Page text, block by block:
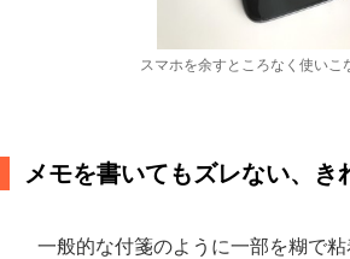
スマホを余すところなく使いこ
メモを書いてもズレない、き
一般的な付箋のように一部を糊で